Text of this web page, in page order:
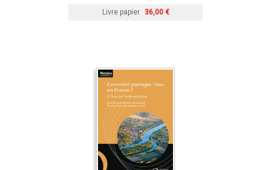
Livre papier 36,00 €